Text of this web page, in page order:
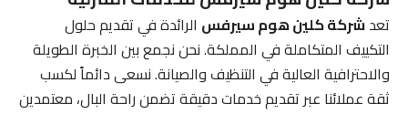
تعدشركة كلين هوم سيرفسالرائدة في تقديم حلول
التكييف المتكاملة في المملكة. نحن نجمع بين الخبرة الطويلة
والاحترافية العالية في التنظيف والصيانة. نسعى دائماً لكسب
ثقة عملائنا عبر تقديم خدمات دقيقة تضمن راحة البال، معتمدين